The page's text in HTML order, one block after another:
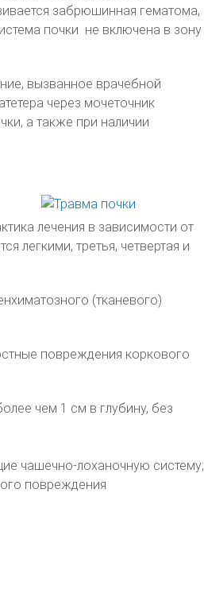
забрюшинная гематома,
почки не включена в зону
вызванное врачебной
через мочеточник
а также при наличии
лечения в зависимости от
легкими, третья, четвертая и
(тканевого)
повреждения коркового
чем 1 см в глубину, без
чашечно-лоханочную систему;
повреждения